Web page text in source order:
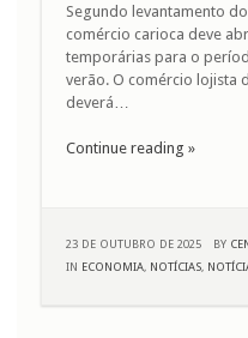
Segundo levantamento
comércio carioca deve
temporárias para o
verão. O comércio lojista
deverá…
Continue reading »
23 DE OUTUBRO DE 2025 BY
IN ECONOMIA NOTÍCIAS